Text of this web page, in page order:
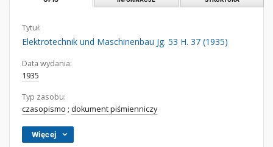
Tytuł:
Elektrotechnik und Maschinenbau Jg. 53 H. 37 (1935)
Data wydania:
1935
Typ zasobu:
czasopismo ; dokument piśmienniczy
Więcej